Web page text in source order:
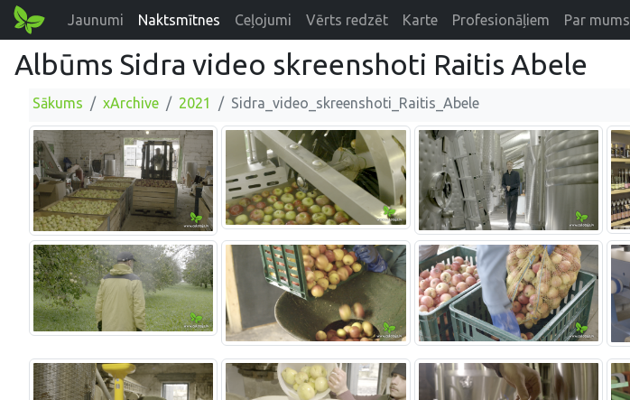
Jaunumi Naktsmītnes Ceļojumi Vērts redzēt Karte Profesionāļiem Par mums
Albūms Sidra video skreenshoti Raitis Abele
Sākums xArchive 2021 Sidra_video_skreenshoti_Raitis_Abele